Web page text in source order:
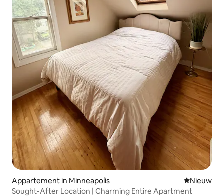
Appartement in Minneapolis Nieuwe
Nieuw
Sought-After Location | Charming Entire Apartment